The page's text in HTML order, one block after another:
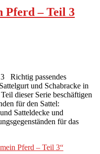
Pferd – Teil 3
Richtig passendes
und Schabracke in
dieser Serie beschäftigen
für den Sattel:
Satteldecke und
für das
Pferd – Teil 3“